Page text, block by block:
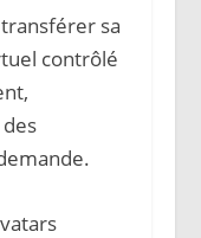
sa
contrôlé